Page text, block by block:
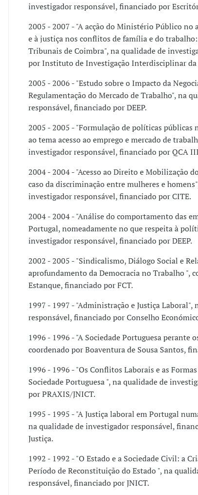
investigador responsável, financiado por
2005 - 2007 - "A acção do Ministério Público no
e à justiça nos conflitos de família e do
Tribunais de Coimbra", na qualidade de
por Instituto de Investigação Interdisciplinar da
2005 - 2006 - "Estudo sobre o Impacto da
Regulamentação do Mercado de Trabalho", na
responsável, financiado por DEEP.
2005 - 2005 - "Formulação de políticas
ao tema acesso ao emprego e mercado de
investigador responsável, financiado por QCA
2004 - 2004 - "Acesso ao Direito e Mobilização
caso da discriminação entre mulheres e
investigador responsável, financiado por CITE.
2004 - 2004 - "Análise do comportamento das
Portugal, nomeadamente no que respeita à
investigador responsável, financiado por DEEP.
2002 - 2005 - "Sindicalismo, Diálogo Social e
aprofundamento da Democracia no Trabalho ",
Estanque, financiado por FCT.
1997 - 1997 - "Administração e Justiça
responsável, financiado por Conselho
1996 - 1996 - "A Sociedade Portuguesa perante
coordenado por Boaventura de Sousa Santos,
1996 - 1996 - "Os Conflitos Laborais e as
Sociedade Portuguesa ", na qualidade de
por PRAXIS/JNICT.
1995 - 1995 - "A Justiça laboral em Portugal
na qualidade de investigador responsável,
Justiça.
1992 - 1992 - "O Estado e a Sociedade Civil: a
Período de Reconstituição do Estado ", na
responsável, financiado por JNICT.